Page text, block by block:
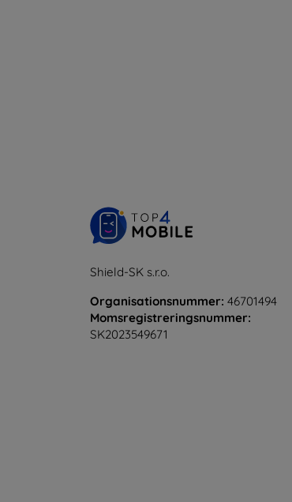
Shield-SK s.r.o.
Organisationsnummer: 46701494
Momsregistreringsnummer:
SK2023549671